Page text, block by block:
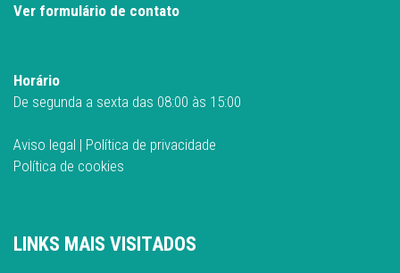
Ver formulário de contato
Horário
De segunda a sexta das 08:00 às 15:00
Aviso legal | Política de privacidade
Política de cookies
LINKS MAIS VISITADOS